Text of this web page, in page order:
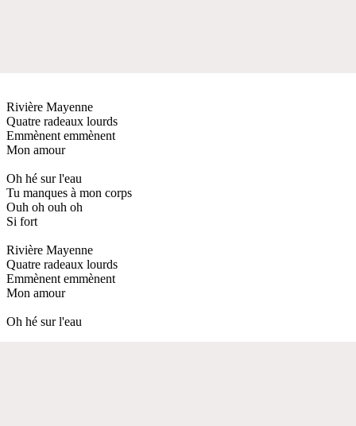
Rivière Mayenne
Quatre radeaux lourds
Emmènent emmènent
Mon amour
Oh hé sur l'eau
Tu manques à mon corps
Ouh oh ouh oh
Si fort
Rivière Mayenne
Quatre radeaux lourds
Emmènent emmènent
Mon amour
Oh hé sur l'eau